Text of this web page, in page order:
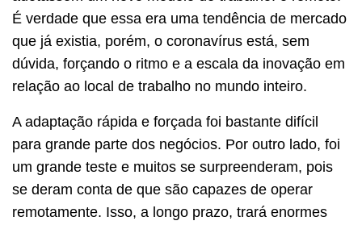
É verdade que essa era uma tendência de mercado
que já existia, porém, o coronavírus está, sem
dúvida, forçando o ritmo e a escala da inovação em
relação ao local de trabalho no mundo inteiro.
A adaptação rápida e forçada foi bastante difícil
para grande parte dos negócios. Por outro lado, foi
um grande teste e muitos se surpreenderam, pois
se deram conta de que são capazes de operar
remotamente. Isso, a longo prazo, trará enormes